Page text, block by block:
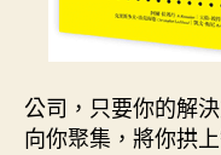
公司，只要你的解
向你聚集，將你拱